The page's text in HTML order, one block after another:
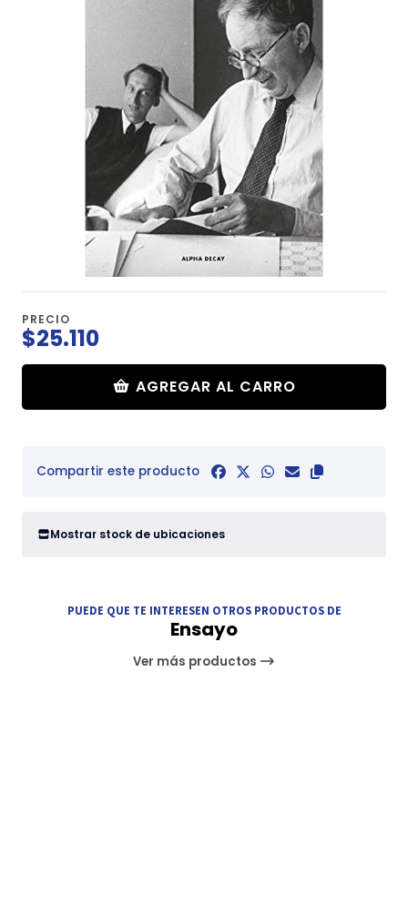
PRECIO
$25.110
AGREGAR AL CARRO
Compartir este producto
Mostrar stock de ubicaciones
PUEDE QUE TE INTERESEN OTROS PRODUCTOS DE
Ensayo
Ver más productos